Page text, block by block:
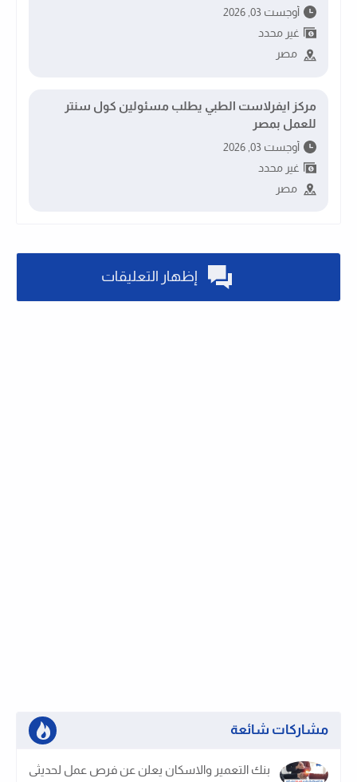
أوجست 03, 2026
غير محدد
مصر
مركز ايفرلاست الطبي يطلب مسئولين كول سنتر
للعمل بمصر
أوجست 03, 2026
غير محدد
مصر
إظهار التعليقات
مشاركات شائعة
بنك التعمير والاسكان يعلن عن فرص عمل لحديثى